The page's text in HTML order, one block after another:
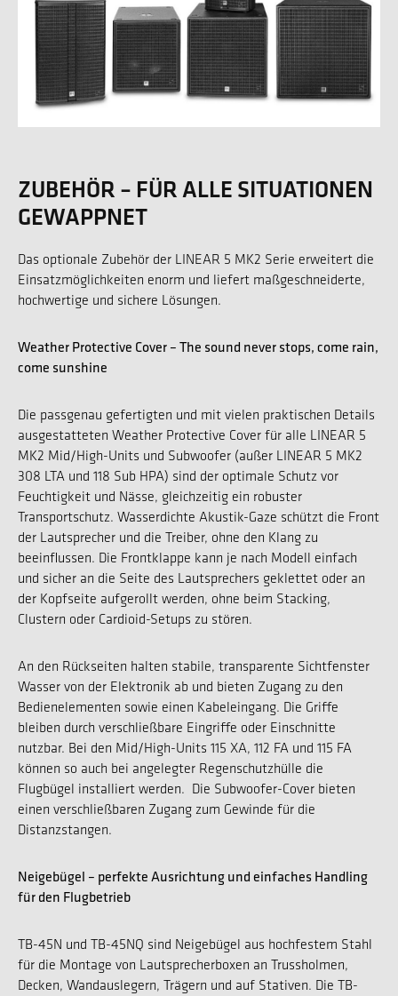
ZUBEHÖR – FÜR ALLE SITUATIONEN
GEWAPPNET
Das optionale Zubehör der LINEAR 5 MK2 Serie erweitert die
Einsatzmöglichkeiten enorm und liefert maßgeschneiderte,
hochwertige und sichere Lösungen.
Weather Protective Cover – The sound never stops, come rain,
come sunshine
Die passgenau gefertigten und mit vielen praktischen Details
ausgestatteten Weather Protective Cover für alle LINEAR 5
MK2 Mid/High-Units und Subwoofer (außer LINEAR 5 MK2
308 LTA und 118 Sub HPA) sind der optimale Schutz vor
Feuchtigkeit und Nässe, gleichzeitig ein robuster
Transportschutz. Wasserdichte Akustik-Gaze schützt die Front
der Lautsprecher und die Treiber, ohne den Klang zu
beeinflussen. Die Frontklappe kann je nach Modell einfach
und sicher an die Seite des Lautsprechers geklettet oder an
der Kopfseite aufgerollt werden, ohne beim Stacking,
Clustern oder Cardioid-Setups zu stören.
An den Rückseiten halten stabile, transparente Sichtfenster
Wasser von der Elektronik ab und bieten Zugang zu den
Bedienelementen sowie einen Kabeleingang. Die Griffe
bleiben durch verschließbare Eingriffe oder Einschnitte
nutzbar. Bei den Mid/High-Units 115 XA, 112 FA und 115 FA
können so auch bei angelegter Regenschutzhülle die
Flugbügel installiert werden. Die Subwoofer-Cover bieten
einen verschließbaren Zugang zum Gewinde für die
Distanzstangen.
Neigebügel – perfekte Ausrichtung und einfaches Handling
für den Flugbetrieb
TB-45N und TB-45NQ sind Neigebügel aus hochfestem Stahl
für die Montage von Lautsprecherboxen an Trussholmen,
Decken, Wandauslegern, Trägern und auf Stativen. Die TB-